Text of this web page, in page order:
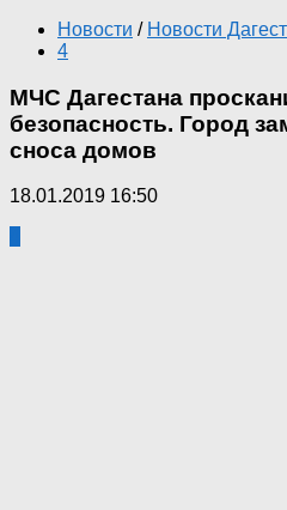
Новости / Новости
4
МЧС Дагестана
безопасность. Город
сноса домов
18.01.2019 16:50